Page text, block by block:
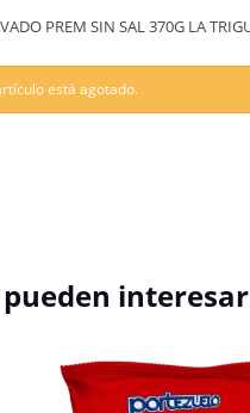
PREM SIN SAL 370G LA
está agotado.
interesar